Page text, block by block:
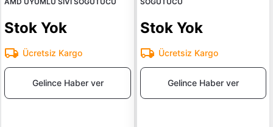
Stok Yok
Ücretsiz Kargo
Gelince Haber ver
Stok Yok
Ücretsiz Kargo
Gelince Haber ver